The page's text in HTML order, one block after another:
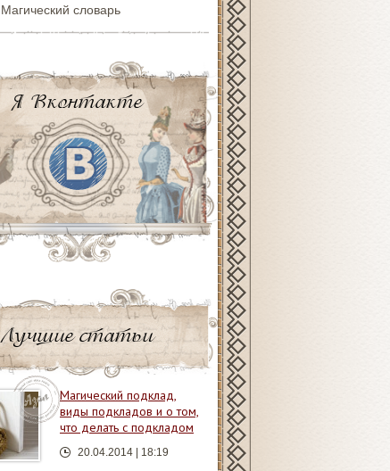
Магический словарь
Я Вконтакте
Лучшие статьи
Магический подклад,
виды подкладов и о том,
что делать с подкладом
20.04.2014 | 18:19